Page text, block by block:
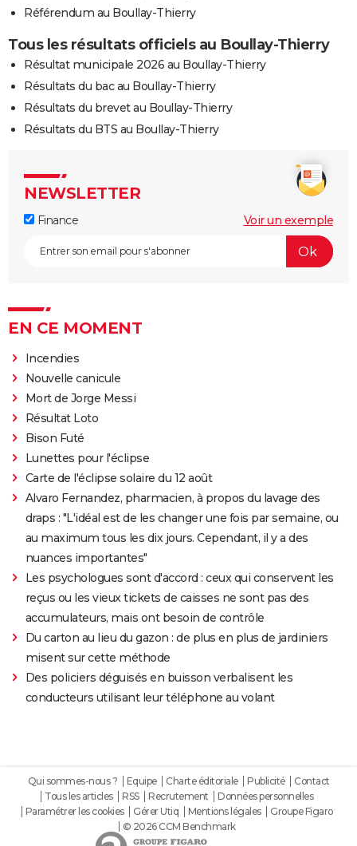
Référendum au Boullay-Thierry
Tous les résultats officiels au Boullay-Thierry
Résultat municipale 2026 au Boullay-Thierry
Résultats du bac au Boullay-Thierry
Résultats du brevet au Boullay-Thierry
Résultats du BTS au Boullay-Thierry
NEWSLETTER
Finance Voir un exemple
EN CE MOMENT
Incendies
Nouvelle canicule
Mort de Jorge Messi
Résultat Loto
Bison Futé
Lunettes pour l'éclipse
Carte de l'éclipse solaire du 12 août
Alvaro Fernandez, pharmacien, à propos du lavage des
draps : "L'idéal est de les changer une fois par semaine, ou
au maximum tous les dix jours. Cependant, il y a des
nuances importantes"
Les psychologues sont d'accord : ceux qui conservent les
reçus ou les vieux tickets de caisses ne sont pas des
accumulateurs, mais ont besoin de contrôle
Du carton au lieu du gazon : de plus en plus de jardiniers
misent sur cette méthode
Des policiers déguisés en buisson verbalisent les
conducteurs utilisant leur téléphone au volant
Qui sommes-nous ? Equipe Charte éditoriale Publicité
Contact
Tous les articles
RSS Recrutement
Données personnelles
Paramétrer les cookies
Gérer Utiq Mentions légales
Groupe Figaro
© 2026 CCM Benchmark